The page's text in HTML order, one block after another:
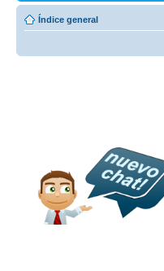
Índice general